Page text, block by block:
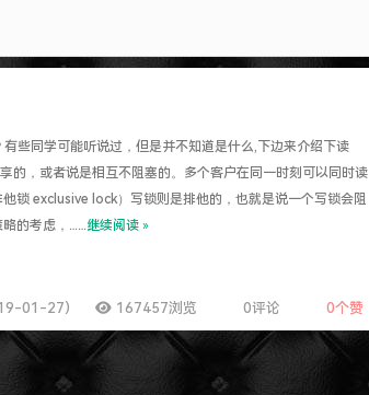
些同学可能听说过，但是并不知道是什么,下边来介绍下读
的，或者说是相互不阻塞的。多个客户在同一时刻可以同时读
锁 exclusive lock）写锁则是排他的，也就是说一个写锁会阻
略的考虑，……继续阅读 »
01-27) 167457浏览 0评论 0个赞